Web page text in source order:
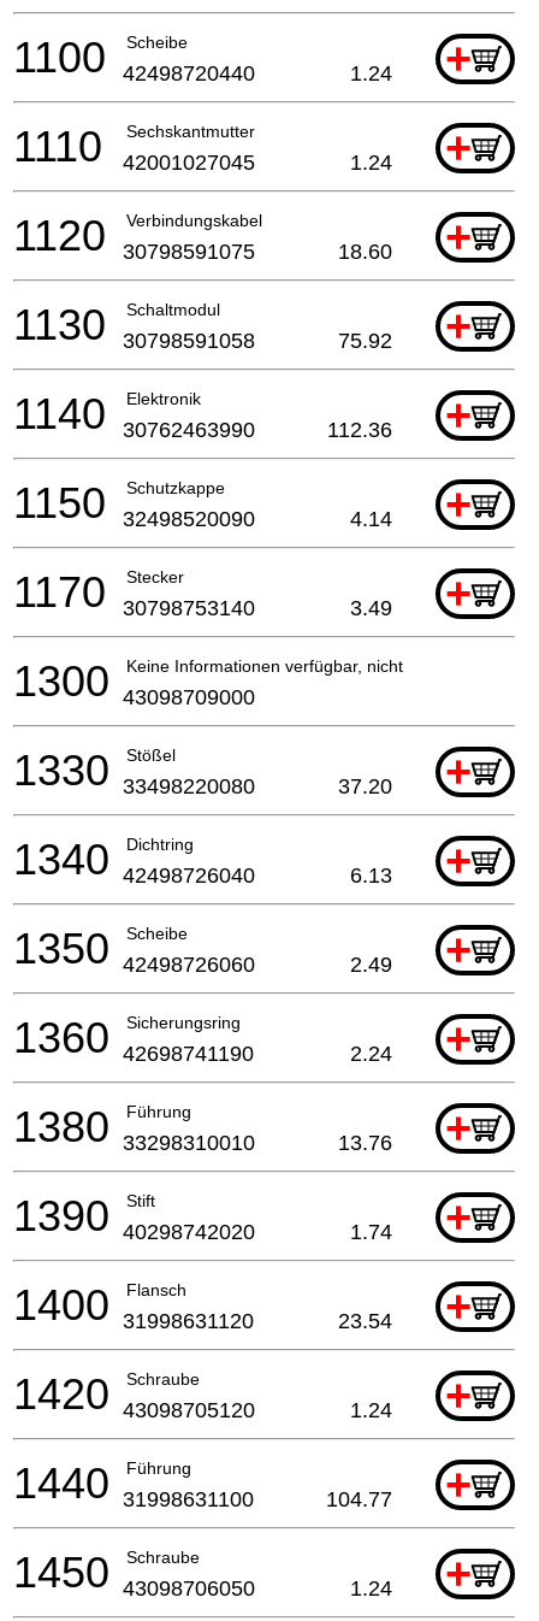
Scheibe +
1100 42498720440 1.24
Sechskantmutter +
1110 42001027045 1.24
Verbindungskabel +
1120 30798591075 18.60
Schaltmodul +
1130 30798591058 75.92
Elektronik +
1140 30762463990 112.36
Schutzkappe +
1150 32498520090 4.14
Stecker +
1170 30798753140 3.49
Keine Informationen verfügbar, nicht bestellbar
1300 43098709000
Stößel +
1330 33498220080 37.20
Dichtring +
1340 42498726040 6.13
Scheibe +
1350 42498726060 2.49
Sicherungsring +
1360 42698741190 2.24
Führung +
1380 33298310010 13.76
Stift +
1390 40298742020 1.74
Flansch +
1400 31998631120 23.54
Schraube +
1420 43098705120 1.24
Führung +
1440 31998631100 104.77
Schraube +
1450 43098706050 1.24